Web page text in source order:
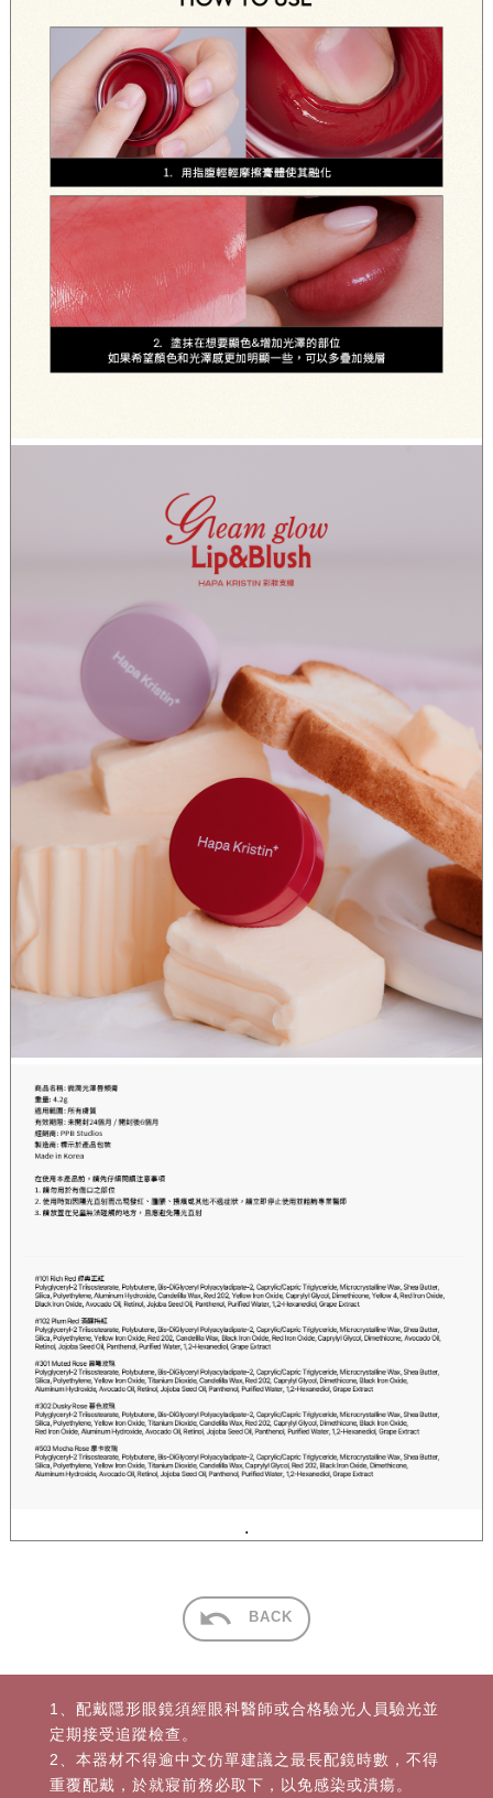
.
BACK
1、配戴隱形眼鏡須經眼科醫師或合格驗光人員驗光並
定期接受追蹤檢查。
2、本器材不得逾中文仿單建議之最長配鏡時數，不得
重覆配戴，於就寢前務必取下，以免感染或潰瘍。